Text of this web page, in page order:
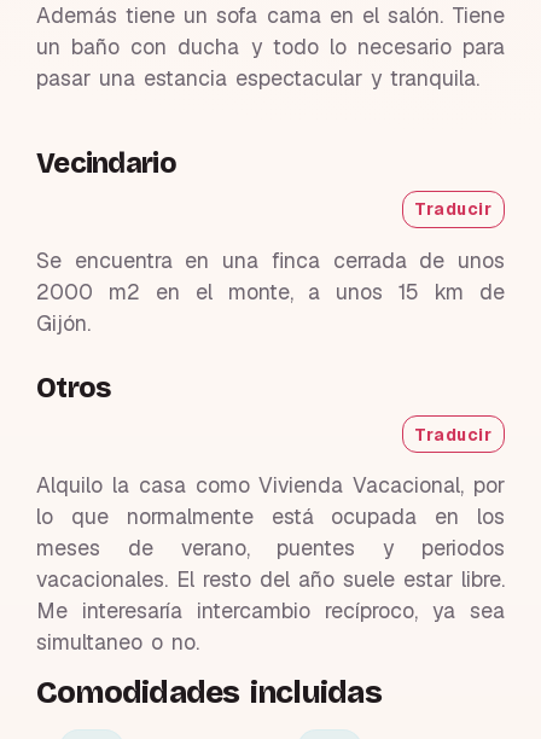
Además tiene un sofa cama en el salón. Tiene
un baño con ducha y todo lo necesario para
pasar una estancia espectacular y tranquila.
Vecindario
Traducir
Se encuentra en una finca cerrada de unos
2000 m2 en el monte, a unos 15 km de
Gijón.
Otros
Traducir
Alquilo la casa como Vivienda Vacacional, por
lo que normalmente está ocupada en los
meses de verano, puentes y periodos
vacacionales. El resto del año suele estar libre.
Me interesaría intercambio recíproco, ya sea
simultaneo o no.
Comodidades incluidas